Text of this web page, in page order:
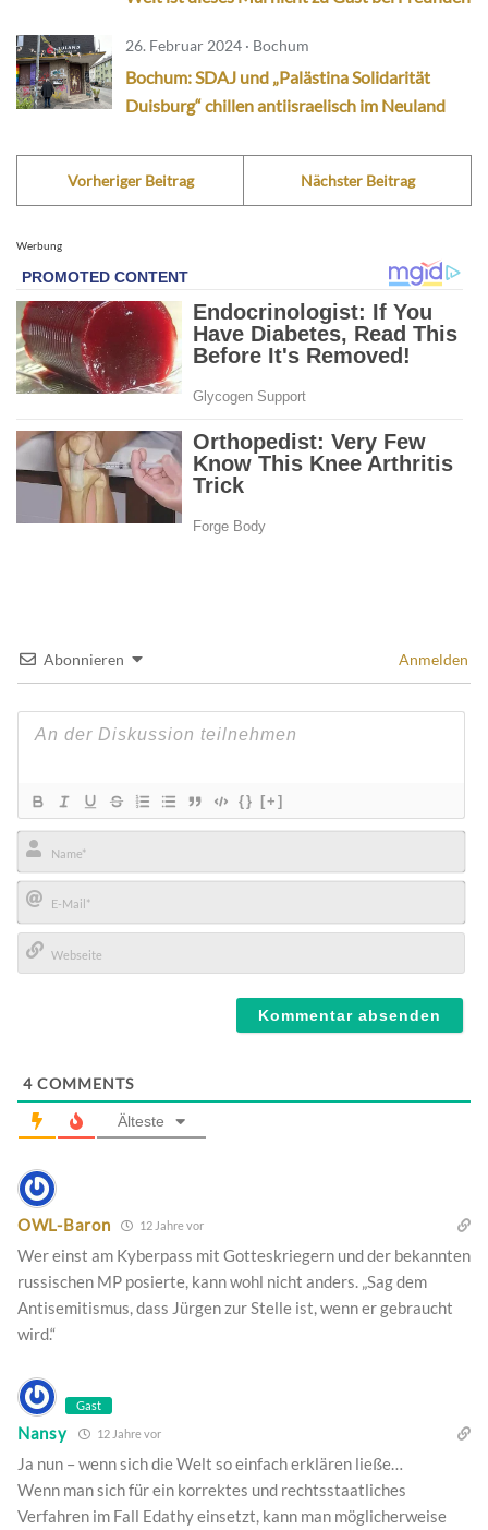
26. Februar 2024 · Bochum
Bochum: SDAJ und „Palästina Solidarität
Duisburg“ chillen antiisraelisch im Neuland
Vorheriger Beitrag Nächster Beitrag
Werbung
Abonnieren Anmelden
{} [+]
Name*
E-
Mail*
4 COMMENTS
Älteste
OWL-Baron 12 Jahre vor
Wer einst am Kyberpass mit Gotteskriegern und der bekannten
russischen MP posierte, kann wohl nicht anders. „Sag dem
Antisemitismus, dass Jürgen zur Stelle ist, wenn er gebraucht
wird.“
Gast
Nansy 12 Jahre vor
Ja nun – wenn sich die Welt so einfach erklären ließe…
Wenn man sich für ein korrektes und rechtsstaatliches
Verfahren im Fall Edathy einsetzt, kann man möglicherweise